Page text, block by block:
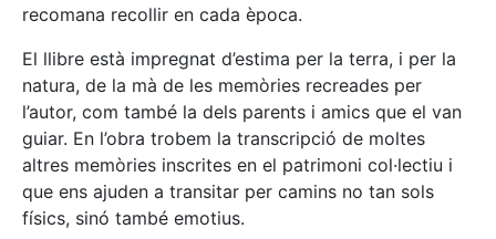
recomana recollir en cada època.
El llibre està impregnat d’estima per la terra, i per la
natura, de la mà de les memòries recreades per
l’autor, com també la dels parents i amics que el van
guiar. En l’obra trobem la transcripció de moltes
altres memòries inscrites en el patrimoni col·lectiu i
que ens ajuden a transitar per camins no tan sols
físics, sinó també emotius.